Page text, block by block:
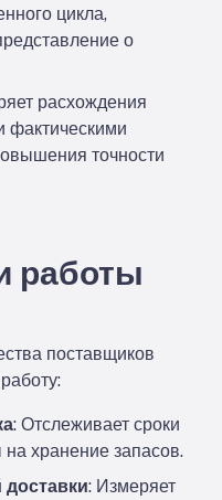
цикла,
о
расхождения
фактическими
точности
работы
поставщиков
: Отслеживает сроки
на хранение запасов.
: Измеряет